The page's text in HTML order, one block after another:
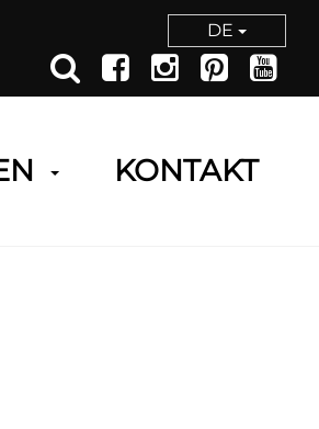
DE
KONTAKT